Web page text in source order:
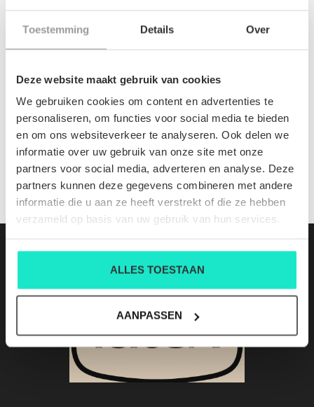
Toestemming Details Over
Deze website maakt gebruik van cookies
We gebruiken cookies om content en advertenties te
personaliseren, om functies voor social media te bieden
en om ons websiteverkeer te analyseren. Ook delen we
informatie over uw gebruik van onze site met onze
partners voor social media, adverteren en analyse. Deze
partners kunnen deze gegevens combineren met andere
informatie die u aan ze heeft verstrekt of die ze hebben
verzameld op basis van uw gebruik van hun services.
ALLES TOESTAAN
AANPASSEN
Geen informatie gevonden
Ramita D208 fragola
Nog niet gewaardeerd
0 sterren op basis van 0 beoordelingen
JE BEOORDELING TOEVOEGEN